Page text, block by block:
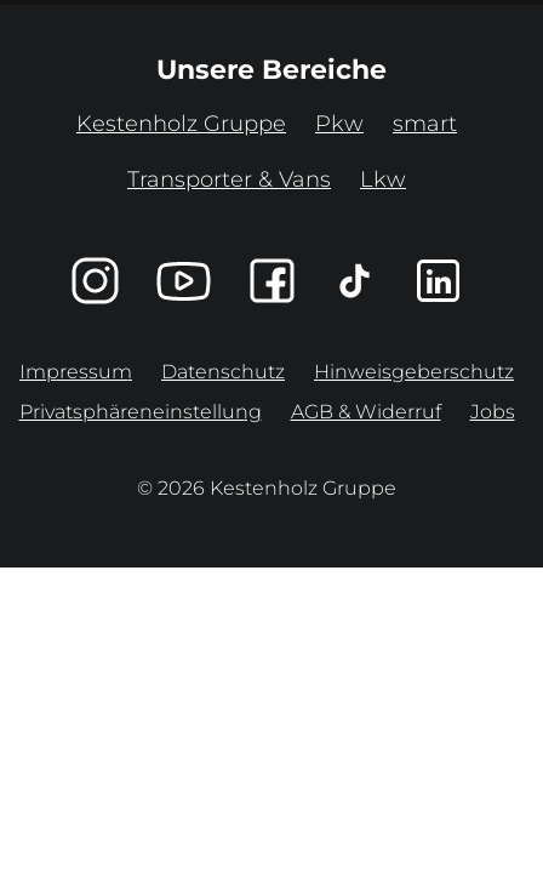
Unsere Bereiche
Kestenholz Gruppe Pkw smart
Transporter & Vans Lkw
Impressum Datenschutz
Hinweisgeberschutz
Privatsphäreneinstellung
AGB & Widerruf Jobs
© 2026 Kestenholz Gruppe